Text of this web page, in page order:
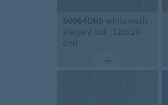
60064DR5 whitewash
elegant oak (120x20
cm)